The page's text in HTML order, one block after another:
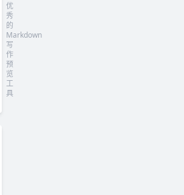
优
秀
的
Markdown
写
作
预
览
工
具